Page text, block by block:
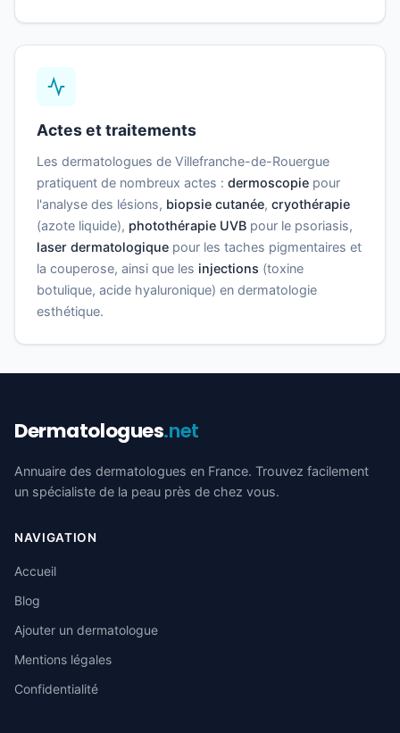
Actes et traitements
Les dermatologues de Villefranche-de-Rouergue
pratiquent de nombreux actes : dermoscopie pour
l'analyse des lésions, biopsie cutanée, cryothérapie
(azote liquide), photothérapie UVB pour le psoriasis,
laser dermatologique pour les taches pigmentaires et
la couperose, ainsi que les injections (toxine
botulique, acide hyaluronique) en dermatologie
esthétique.
Dermatologues.net
Annuaire des dermatologues en France. Trouvez facilement
un spécialiste de la peau près de chez vous.
NAVIGATION
Accueil
Blog
Ajouter un dermatologue
Mentions légales
Confidentialité